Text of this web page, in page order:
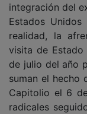
integración del
Estados
realidad, la
visita de Estado
de julio del año
suman el hecho
Capitolio el 6
radicales